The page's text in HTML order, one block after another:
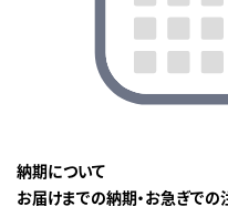
納期について
お届けまでの納期・お急ぎで